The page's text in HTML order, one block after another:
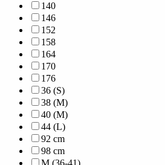
140
146
152
158
164
170
176
36 (S)
38 (M)
40 (M)
44 (L)
92 cm
98 cm
M (36-41)